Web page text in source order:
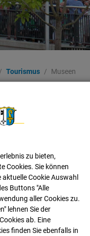
Tourismus Museen
Flugmuseum
Das Flugmuseum
Manching von Airbus
Weiterlesen
kelten römer
Besuchen Sie das
zu bieten,
Cookies. Sie können
Cookie Auswahl
Buttons "Alle
aller Cookies zu.
lehnen Sie der
ab. Eine
finden Sie ebenfalls in